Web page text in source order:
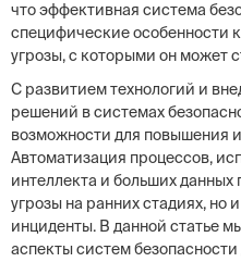
что эффективная система
специфические особенности
угрозы, с которыми он может
С развитием технологий и
решений в системах
возможности для повышения
Автоматизация процессов,
интеллекта и больших данных
угрозы на ранних стадиях, но
инциденты. В данной статье
аспекты систем